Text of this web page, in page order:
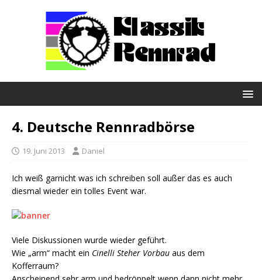
4. Deutsche Rennradbörse
19. Juni 2013 Daniel
Ich weiß garnicht was ich schreiben soll außer das es auch
diesmal wieder ein tolles Event war.
Viele Diskussionen wurde wieder geführt.
Wie „arm“ macht ein Cinelli Steher Vorbau aus dem
Kofferraum?